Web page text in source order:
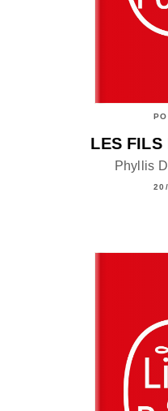
LES FILS
Phyllis